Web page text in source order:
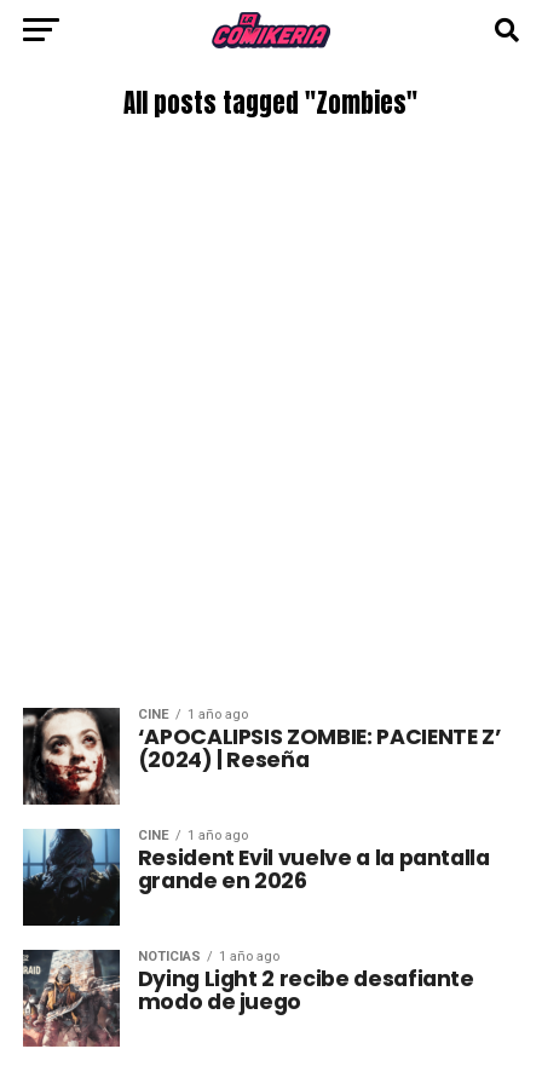
All posts tagged "Zombies"
CINE 1 año ago
‘APOCALIPSIS ZOMBIE: PACIENTE Z’
(2024) | Reseña
CINE 1 año ago
Resident Evil vuelve a la pantalla
grande en 2026
NOTICIAS 1 año ago
Dying Light 2 recibe desafiante
modo de juego